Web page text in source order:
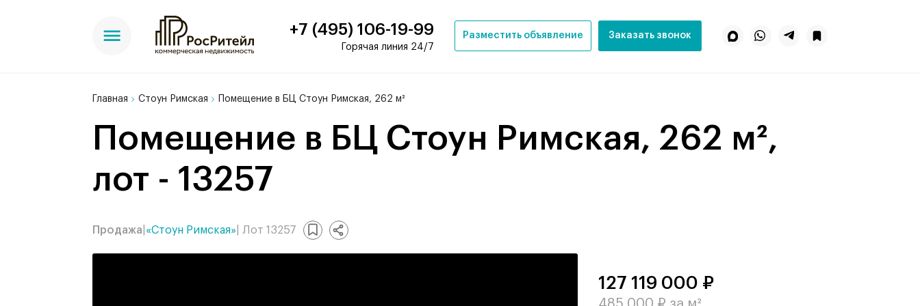
+7 (495) 106-19-99
Горячая линия 24/7
Разместить объявление Заказать звонок
Главная Стоун Римская Помещение в БЦ Стоун Римская, 262 м²
Помещение в БЦ Стоун Римская, 262 м²,
лот - 13257
Продажа «Стоун Римская» | Лот 13257
127 119 000 ₽